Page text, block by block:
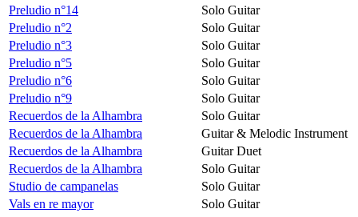
Preludio n°14
Solo Guitar
Preludio n°2
Solo Guitar
Preludio n°3
Solo Guitar
Preludio n°5
Solo Guitar
Preludio n°6
Solo Guitar
Preludio n°9
Solo Guitar
Recuerdos de la Alhambra
Solo Guitar
Recuerdos de la Alhambra
Guitar & Melodic Instrument
Recuerdos de la Alhambra
Guitar Duet
Recuerdos de la Alhambra
Solo Guitar
Studio de campanelas
Solo Guitar
Vals en re mayor
Solo Guitar